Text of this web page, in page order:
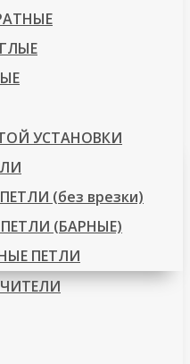
УСТАНОВКИ
(без врезки)
(БАРНЫЕ)
ПЕТЛИ